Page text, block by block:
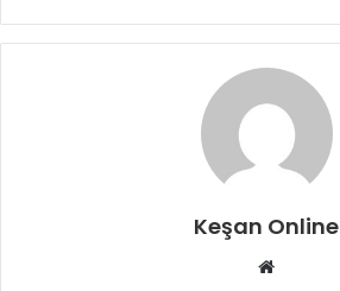
Keşan Online
Web